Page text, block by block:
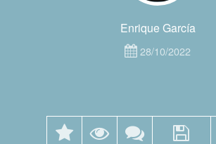
Enrique García
28/10/2022